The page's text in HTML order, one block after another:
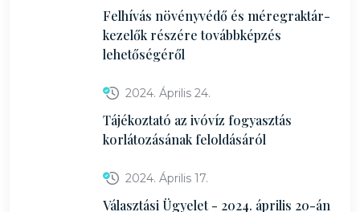
Felhívás növényvédő és méregraktár-
kezelők részére továbbképzés
lehetőségéről
2024. Április 24.
Tájékoztató az ivóvíz fogyasztás
korlátozásának feloldásáról
2024. Április 17.
Választási Ügyelet - 2024. április 20-án